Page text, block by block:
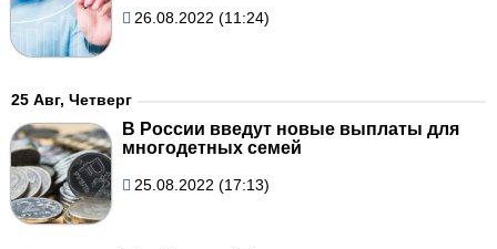
26.08.2022 (11:24)
25 Авг, Четверг
В России введут новые выплаты для
многодетных семей
25.08.2022 (17:13)